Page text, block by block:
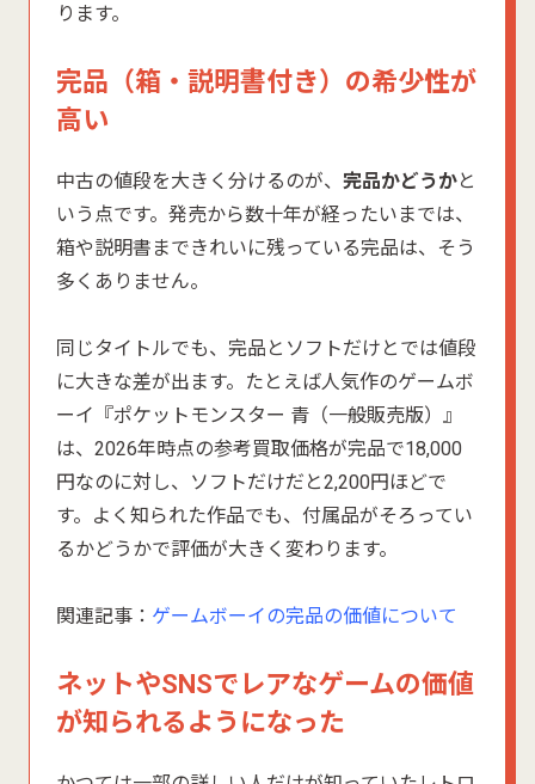
ります。
完品（箱・説明書付き）の希少性が
高い
中古の値段を大きく分けるのが、 完品かどうかと
いう点です。発売から数十年が経ったいまでは、
箱や説明書まできれいに残っている完品は、そう
多くありません。
同じタイトルでも、完品とソフトだけとでは値段
に大きな差が出ます。たとえば人気作のゲームボ
ーイ『ポケットモンスター 青（一般販売版）』
は、2026年時点の参考買取価格が完品で18,000
円なのに対し、ソフトだけだと2,200円ほどで
す。よく知られた作品でも、付属品がそろってい
るかどうかで評価が大きく変わります。
関連記事： ゲームボーイの完品の価値について
ネットやSNSでレアなゲームの価値
が知られるようになった